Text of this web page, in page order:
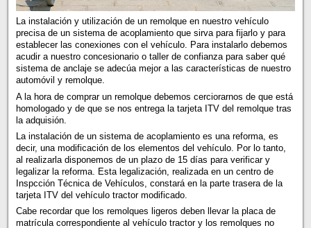
La instalación y utilización de un remolque en nuestro vehículo
precisa de un sistema de acoplamiento que sirva para fijarlo y para
establecer las conexiones con el vehículo. Para instalarlo debemos
acudir a nuestro concesionario o taller de confianza para saber qué
sistema de anclaje se adecúa mejor a las características de nuestro
automóvil y remolque.
A la hora de comprar un remolque debemos cerciorarnos de que está
homologado y de que se nos entrega la tarjeta ITV del remolque tras
la adquisión.
La instalación de un sistema de acoplamiento es una reforma, es
decir, una modificación de los elementos del vehículo. Por lo tanto,
al realizarla disponemos de un plazo de 15 días para verificar y
legalizar la reforma. Esta legalización, realizada en un centro de
Inspcción Técnica de Vehículos, constará en la parte trasera de la
tarjeta ITV del vehículo tractor modificado.
Cabe recordar que los remolques ligeros deben llevar la placa de
matrícula correspondiente al vehículo tractor y los remolques no